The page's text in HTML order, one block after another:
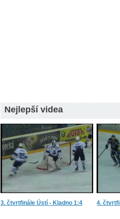
Nejlepší videa
3. čtvrtfinále Ústí - Kladno 1:4 4.